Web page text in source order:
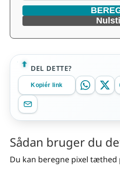
Nulstil
DEL DETTE?
Kopiér link
Sådan bruger du
Du kan beregne pixel tæthed